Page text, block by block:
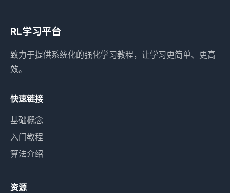
RL学习平台
致力于提供系统化的强化学习教程，让学习更简单、更高
效。
快速链接
基础概念
入门教程
算法介绍
资源